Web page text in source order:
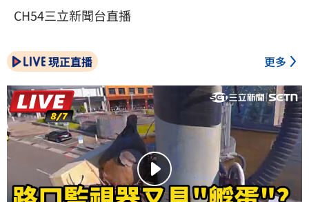
CH54三立新聞台直播
現正直播 更多